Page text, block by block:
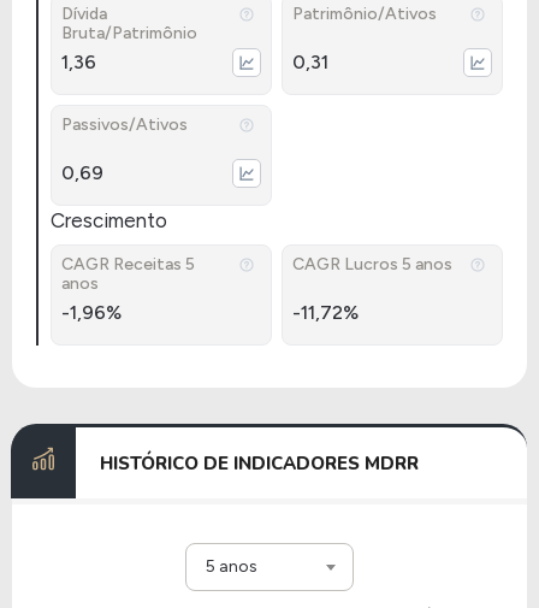
Dívida
Bruta/Patrimônio
1,36
Patrimônio/Ativos
0,31
Passivos/Ativos
0,69
Crescimento
CAGR Receitas 5
anos
-1,96%
CAGR Lucros 5 anos
-11,72%
HISTÓRICO DE INDICADORES MDRR
5 anos